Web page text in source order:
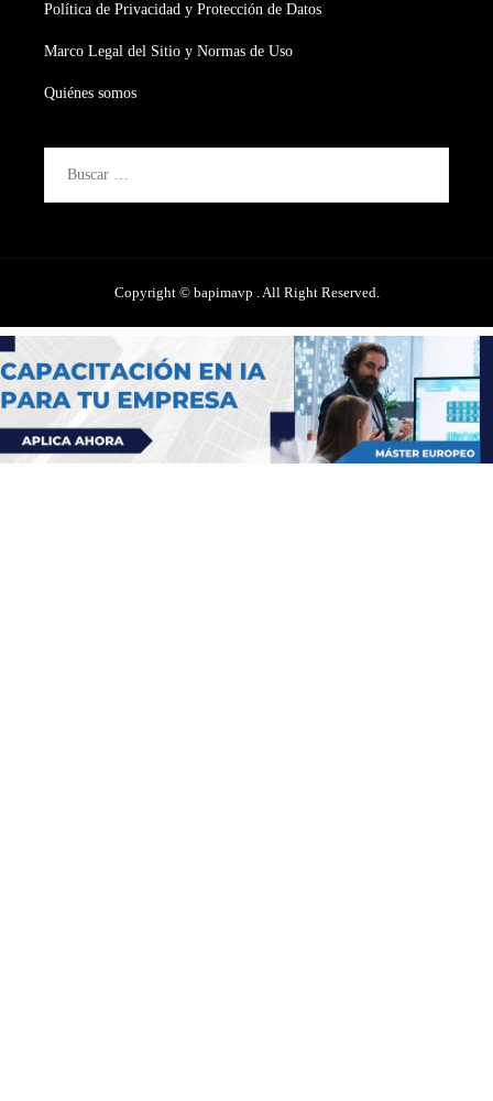
Política de Privacidad y Protección de Datos
Marco Legal del Sitio y Normas de Uso
Quiénes somos
Copyright © bapimavp . All Right Reserved.